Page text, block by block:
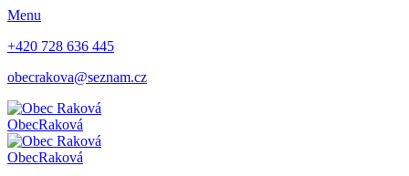
Menu
+420 728 636 445
obecrakova@seznam.cz
ObecRaková
ObecRaková